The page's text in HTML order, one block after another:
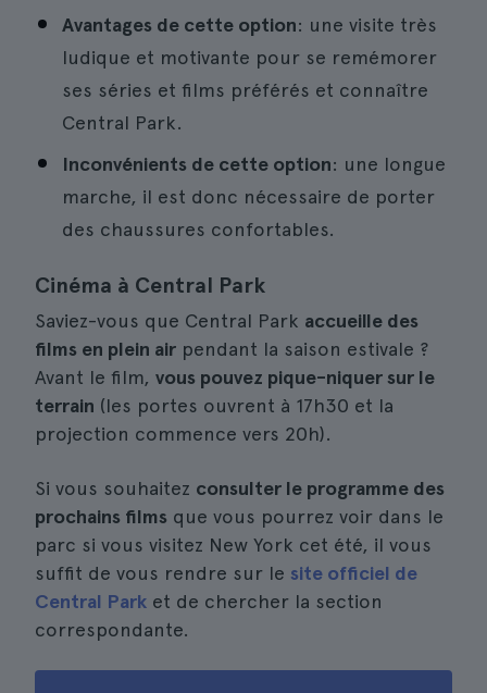
Avantages de cette option: une visite très
ludique et motivante pour se remémorer
ses séries et films préférés et connaître
Central Park.
Inconvénients de cette option: une longue
marche, il est donc nécessaire de porter
des chaussures confortables.
Cinéma à Central Park
Saviez-vous que Central Park accueille des
films en plein air pendant la saison estivale ?
Avant le film, vous pouvez pique-niquer sur le
terrain (les portes ouvrent à 17h30 et la
projection commence vers 20h).
Si vous souhaitez consulter le programme des
prochains films que vous pourrez voir dans le
parc si vous visitez New York cet été, il vous
suffit de vous rendre sur le site officiel de
Central Park et de chercher la section
correspondante.